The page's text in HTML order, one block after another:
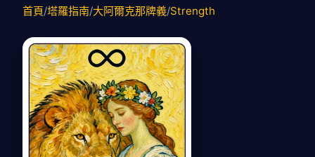
首頁/塔羅指南/大阿爾克那牌義/Strength